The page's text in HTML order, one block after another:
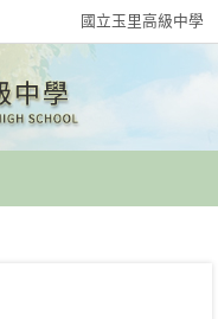
國立玉里高級中學